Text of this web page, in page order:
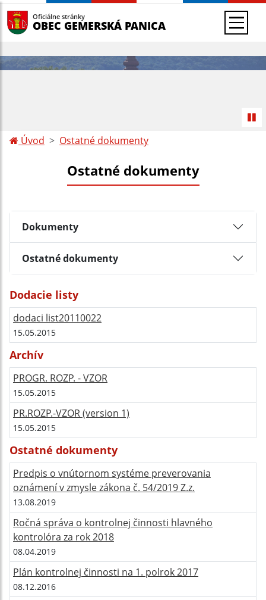
Oficiálne stránky
OBEC GEMERSKÁ PANICA
Úvod Ostatné dokumenty
Ostatné dokumenty
Dokumenty
Ostatné dokumenty
Dodacie listy
dodaci list20110022
15.05.2015
Archív
PROGR. ROZP. - VZOR
15.05.2015
PR.ROZP.-VZOR (version 1)
15.05.2015
Ostatné dokumenty
Predpis o vnútornom systéme preverovania
oznámení v zmysle zákona č. 54/2019 Z.z.
13.08.2019
Ročná správa o kontrolnej činnosti hlavného
kontrolóra za rok 2018
08.04.2019
Plán kontrolnej činnosti na 1. polrok 2017
08.12.2016